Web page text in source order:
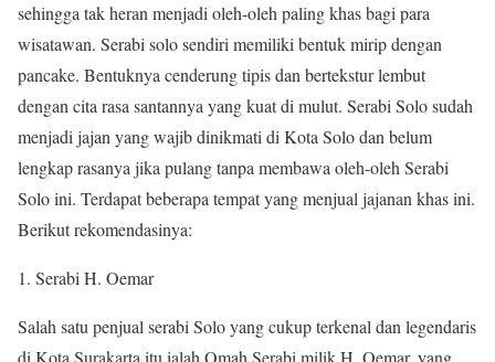
sehingga tak heran menjadi oleh-oleh paling khas bagi para
wisatawan. Serabi solo sendiri memiliki bentuk mirip dengan
pancake. Bentuknya cenderung tipis dan bertekstur lembut
dengan cita rasa santannya yang kuat di mulut. Serabi Solo sudah
menjadi jajan yang wajib dinikmati di Kota Solo dan belum
lengkap rasanya jika pulang tanpa membawa oleh-oleh Serabi
Solo ini. Terdapat beberapa tempat yang menjual jajanan khas ini.
Berikut rekomendasinya:
1. Serabi H. Oemar
Salah satu penjual serabi Solo yang cukup terkenal dan legendaris
di Kota Surakarta itu ialah Omah Serabi milik H. Oemar, yang